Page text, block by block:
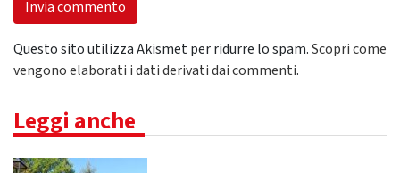
Questo sito utilizza Akismet per ridurre lo spam.Scopri come
vengono elaborati i dati derivati dai commenti.
Leggi anche